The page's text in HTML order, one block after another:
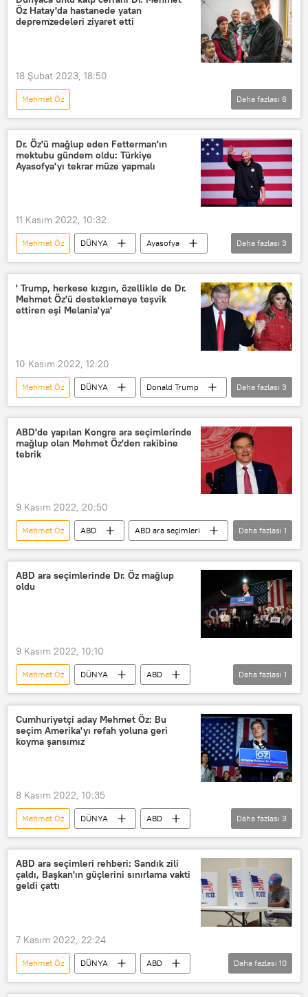
Öz Hatay'da hastanede yatan
depremzedeleri ziyaret etti
18 Şubat 2023, 18:50
Mehmet Öz
6 Şubat 2023 Kahramanmaraş Depremi
Hatay
Halit Yerebakan
Deprem
Depremzede
Daha fazlası 6
Dr. Öz'ü mağlup eden Fetterman'ın
mektubu gündem oldu: Türkiye
Ayasofya'yı tekrar müze yapmalı
11 Kasım 2022, 10:32
Mehmet Öz DÜNYA
Ayasofya
Türkiye
ABD
John Fetterman
Daha fazlası 3
' Trump, herkese kızgın, özellikle de Dr.
Mehmet Öz'ü desteklemeye teşvik
ettiren eşi Melania'ya'
10 Kasım 2022, 12:20
Mehmet Öz DÜNYA
Donald Trump
Melania Trump
ABD ara seçimleri
Cumhuriyetçi Parti
Daha fazlası 3
ABD'de yapılan Kongre ara seçimlerinde
mağlup olan Mehmet Öz'den rakibine
tebrik
9 Kasım 2022, 20:50
Mehmet Öz ABD
ABD ara seçimleri
DÜNYA
Daha fazlası 1
ABD ara seçimlerinde Dr. Öz mağlup
oldu
9 Kasım 2022, 10:10
Mehmet Öz DÜNYA
ABD
ABD ara seçimleri
Daha fazlası 1
Cumhuriyetçi aday Mehmet Öz: Bu
seçim Amerika'yı refah yoluna geri
koyma şansımız
8 Kasım 2022, 10:35
Mehmet Öz DÜNYA
ABD
ABD
ABD Senatosu Seçim
Daha fazlası 3
ABD ara seçimleri rehberi: Sandık zili
çaldı, Başkan'ın güçlerini sınırlama vakti
geldi çattı
7 Kasım 2022, 22:24
Mehmet Öz DÜNYA
ABD
ABD
ABD ara seçimleri
Daha fazlası 10